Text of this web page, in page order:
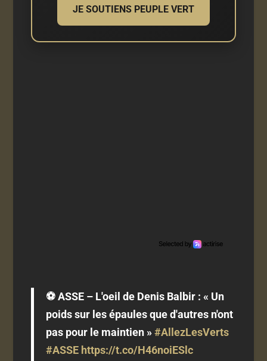
JE SOUTIENS PEUPLE VERT
⚽️ ASSE – L'oeil de Denis Balbir : « Un
poids sur les épaules que d'autres n'ont
pas pour le maintien »#AllezLesVerts
#ASSE https://t.co/H46noiESlc